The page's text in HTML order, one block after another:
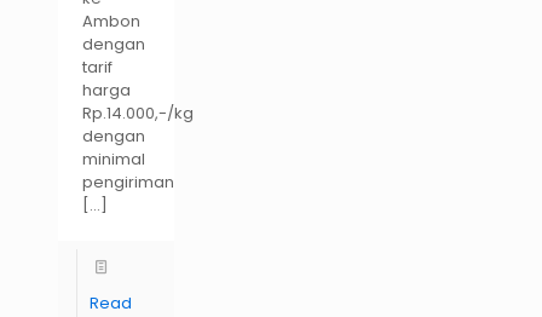
Ambon
dengan
tarif
harga
Rp.14.000,-/kg
dengan
minimal
pengiriman
[…]
Read